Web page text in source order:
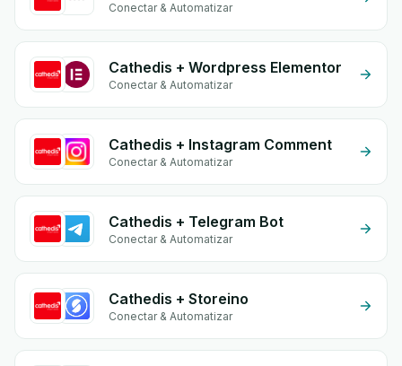
Conectar & Automatizar
Cathedis + Wordpress Elementor
Conectar & Automatizar
Cathedis + Instagram Comment
Conectar & Automatizar
Cathedis + Telegram Bot
Conectar & Automatizar
Cathedis + Storeino
Conectar & Automatizar